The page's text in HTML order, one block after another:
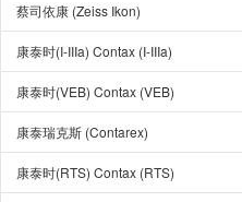
蔡司依康 (Zeiss Ikon)
康泰时(I-IIIa) Contax (I-IIIa)
康泰时(VEB) Contax (VEB)
康泰瑞克斯 (Contarex)
康泰时(RTS) Contax (RTS)